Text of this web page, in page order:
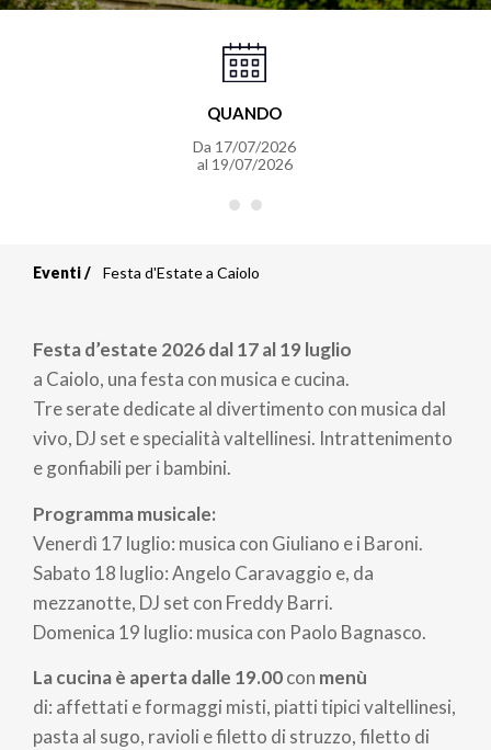
QUANDO
Da 17/07/2026
al 19/07/2026
di
pane
Eventi Festa d'Estate a Caiolo
Festa d’estate 2026 dal 17 al 19 luglio
a Caiolo, una festa con musica e cucina.
Tre serate dedicate al divertimento con musica dal
vivo, DJ set e specialità valtellinesi. Intrattenimento
e gonfiabili per i bambini.
Programma musicale:
Venerdì 17 luglio: musica con Giuliano e i Baroni.
Sabato 18 luglio: Angelo Caravaggio e, da
mezzanotte, DJ set con Freddy Barri.
Domenica 19 luglio: musica con Paolo Bagnasco.
La cucina è aperta dalle 19.00con menù
di: affettati e formaggi misti, piatti tipici valtellinesi,
pasta al sugo, ravioli e filetto di struzzo, filetto di